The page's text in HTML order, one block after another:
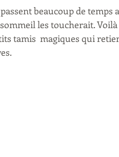
les toucherait.
tamis  magiques qui